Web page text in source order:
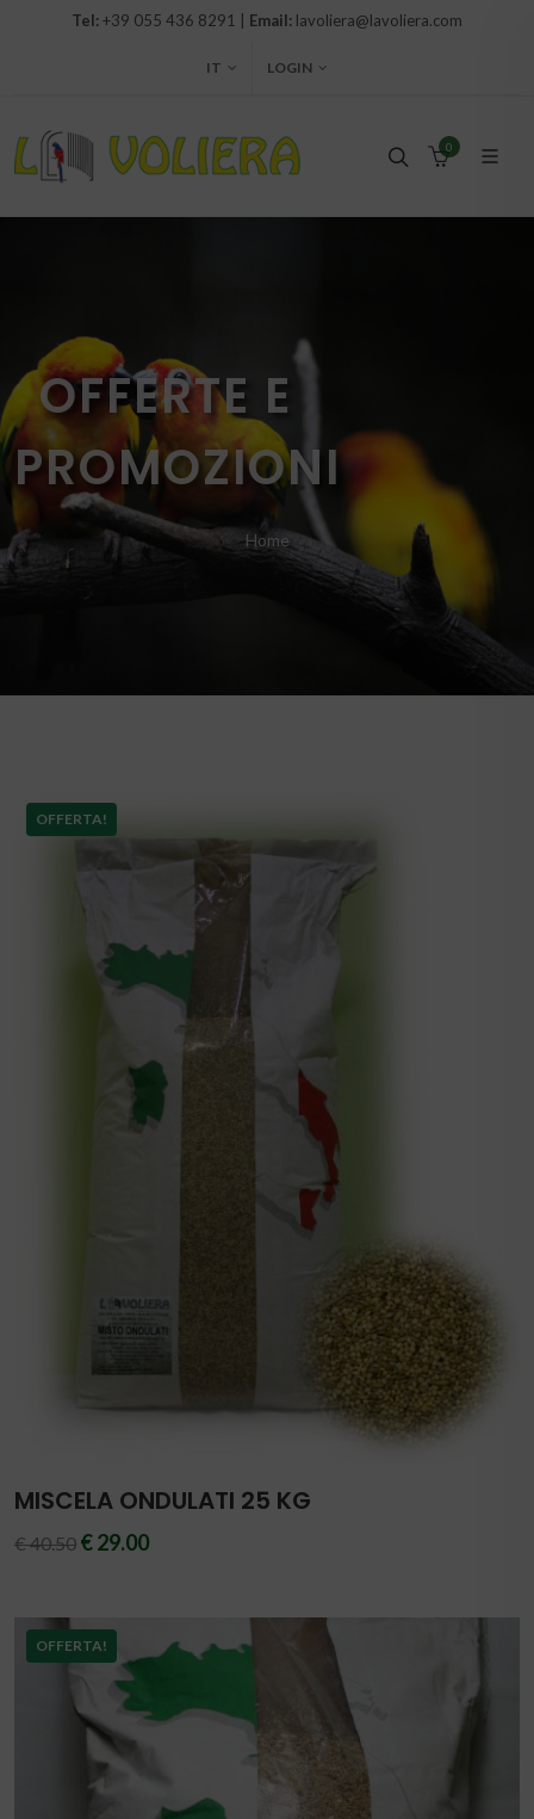
Tel:+39 055 436 8291 | Email: lavoliera@lavoliera.com
IT LOGIN
0
OFFERTE E
PROMOZIONI
Home
OFFERTA!
MISCELA ONDULATI 25 KG
€ 40.50 € 29.00
OFFERTA!